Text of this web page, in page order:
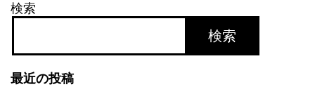
検索
検索
最近の投稿